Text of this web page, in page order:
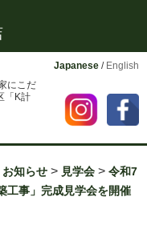
Japanese / English
にこだ
「K計
お知らせ > 見学会 > 令和7
工事」完成見学会を開催